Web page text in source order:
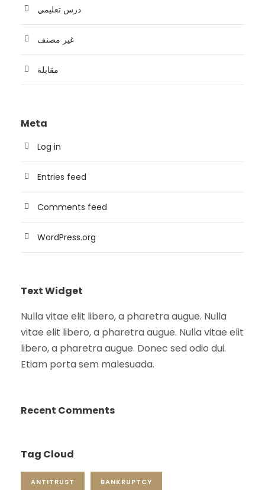
درس تعليمي
غير مصنف
مقابلة
Meta
Log in
Entries feed
Comments feed
WordPress.org
Text Widget
Nulla vitae elit libero, a pharetra augue. Nulla
vitae elit libero, a pharetra augue. Nulla vitae elit
libero, a pharetra augue. Donec sed odio dui.
Etiam porta sem malesuada.
Recent Comments
Tag Cloud
ANTITRUST BANKRUPTCY